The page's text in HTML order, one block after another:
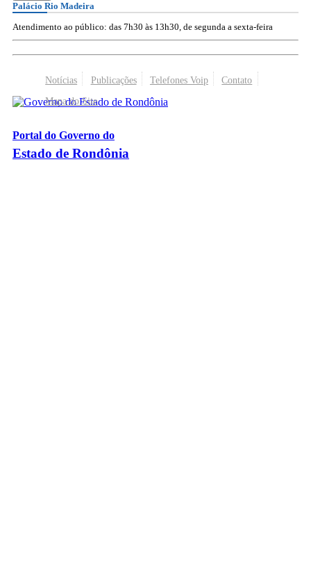
Palácio Rio Madeira
Atendimento ao público: das 7h30 às 13h30, de segunda a sexta-feira
Notícias Publicações Telefones Voip
Contato
Mapa do Site
Portal do Governo do
Estado de Rondônia